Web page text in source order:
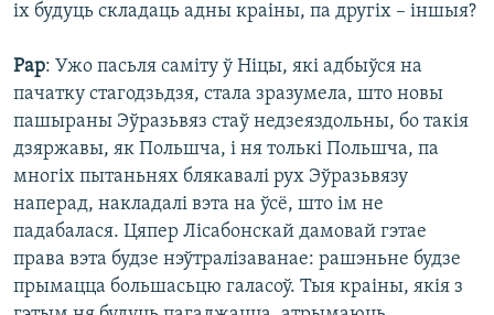
іх будуць складаць адны краіны, па другіх – іншыя?
Рар: Ужо пасьля саміту ў Ніцы, які адбыўся на
пачатку стагодзьдзя, стала зразумела, што новы
пашыраны Эўразьвяз стаў недзеяздольны, бо такія
дзяржавы, як Польшча, і ня толькі Польшча, па
многіх пытаньнях блякавалі рух Эўразьвязу
наперад, накладалі вэта на ўсё, што ім не
падабалася. Цяпер Лісабонскай дамовай гэтае
права вэта будзе нэўтралізаванае: рашэньне будзе
прымацца большасьцю галасоў. Тыя краіны, якія з